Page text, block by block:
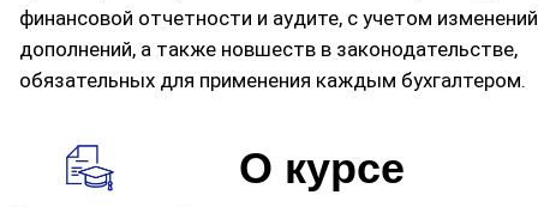
финансовой отчетности и аудите, с учетом
дополнений, а также новшеств в законодательстве,
обязательных для применения каждым бухгалтером.
О курсе